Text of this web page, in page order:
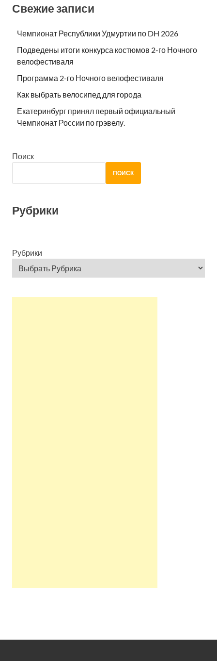
Свежие записи
Чемпионат Республики Удмуртии по DH 2026
Подведены итоги конкурса костюмов 2-го Ночного
велофестиваля
Программа 2-го Ночного велофестиваля
Как выбрать велосипед для города
Екатеринбург принял первый официальный
Чемпионат России по грэвелу.
Поиск
ПОИСК
Рубрики
Рубрики